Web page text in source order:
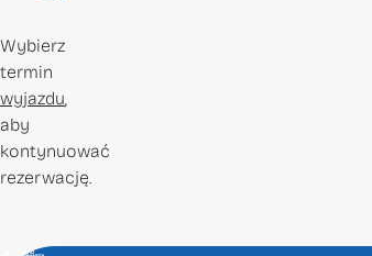
Wybierz
termin
wyjazdu,
aby
kontynuować
rezerwację.